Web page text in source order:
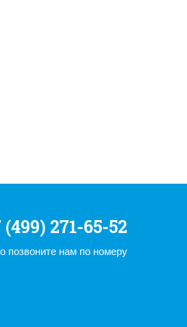
(499) 271-65-52
позвоните нам по номеру